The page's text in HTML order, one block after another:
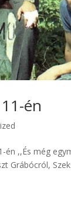
én
,,És még
Grábócról,